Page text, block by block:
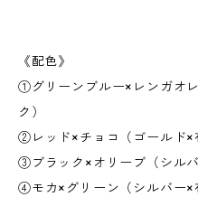
《配色》
①グリーンブルー×レンガオ
ク）
②レッド×チョコ（ゴールド×
③ブラック×オリーブ（シル
④モカ×グリーン（シルバー×